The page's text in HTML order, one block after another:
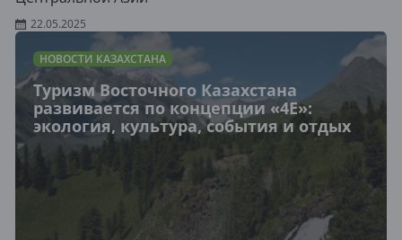
22.05.2025
НОВОСТИ КАЗАХСТАНА
Туризм Восточного Казахстана
развивается по концепции «4E»:
экология, культура, события и отдых